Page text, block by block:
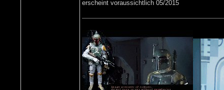
erscheint voraussichtlich 05/2015